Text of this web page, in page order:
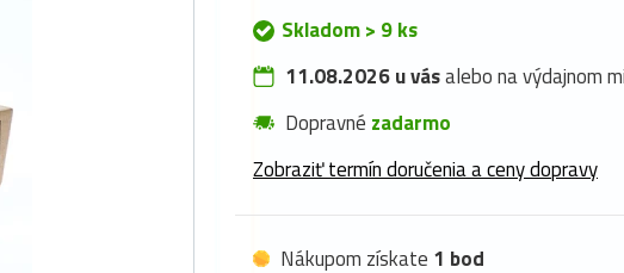
Skladom > 9 ks
11.08.2026 u vásalebo na výdajnom
Dopravné zadarmo
Zobraziť termín doručenia a ceny dopravy
Nákupom získate 1 bod